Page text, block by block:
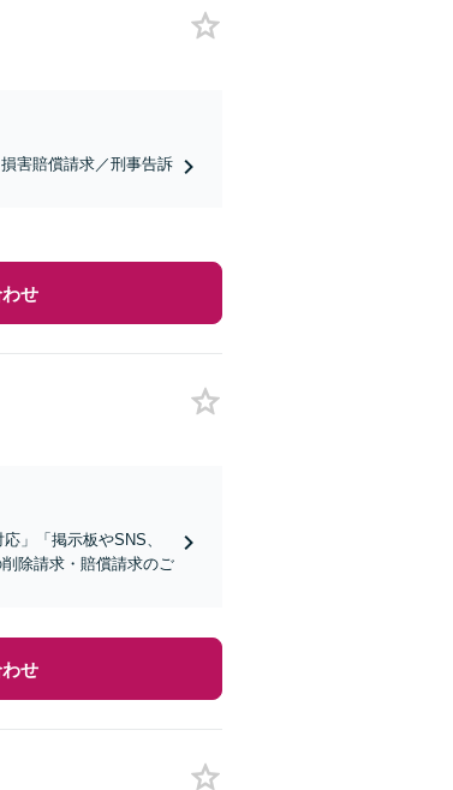
害賠償請求／刑事告訴
せ
」「掲示板やSNS、
除請求・賠償請求のご
せ